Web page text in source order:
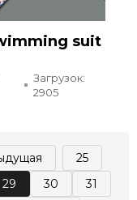
suit
Загрузок:
2905
25
29 30
31